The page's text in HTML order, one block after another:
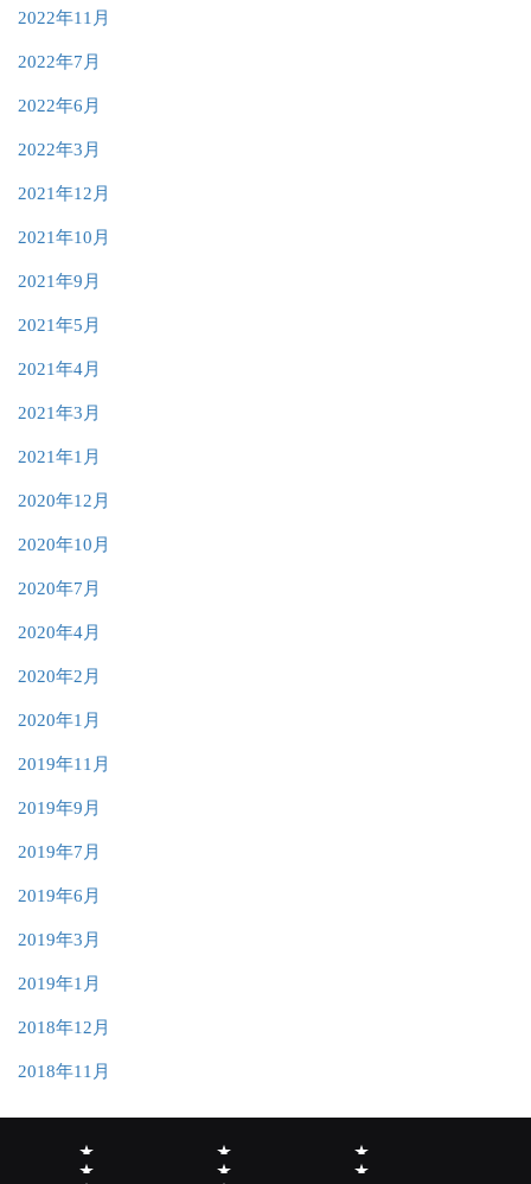
2022年11月
2022年7月
2022年6月
2022年3月
2021年12月
2021年10月
2021年9月
2021年5月
2021年4月
2021年3月
2021年1月
2020年12月
2020年10月
2020年7月
2020年4月
2020年2月
2020年1月
2019年11月
2019年9月
2019年7月
2019年6月
2019年3月
2019年1月
2018年12月
2018年11月